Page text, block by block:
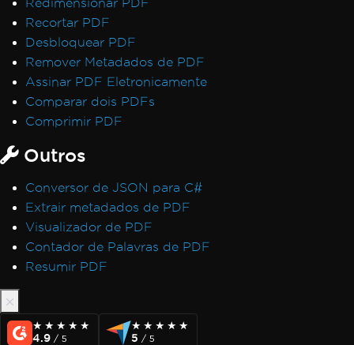
Redimensionar PDF
Recortar PDF
Desbloquear PDF
Remover Metadados de PDF
Assinar PDF Eletronicamente
Comparar dois PDFs
Comprimir PDF
Outros
Conversor de JSON para C#
Extrair metadados de PDF
Visualizador de PDF
Contador de Palavras de PDF
Resumir PDF
★★★★★
★★★★★
4.9 / 5
★★★★★
★★★★★
5 / 5